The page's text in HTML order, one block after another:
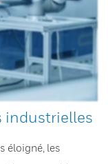
industrielles
éloigné, les